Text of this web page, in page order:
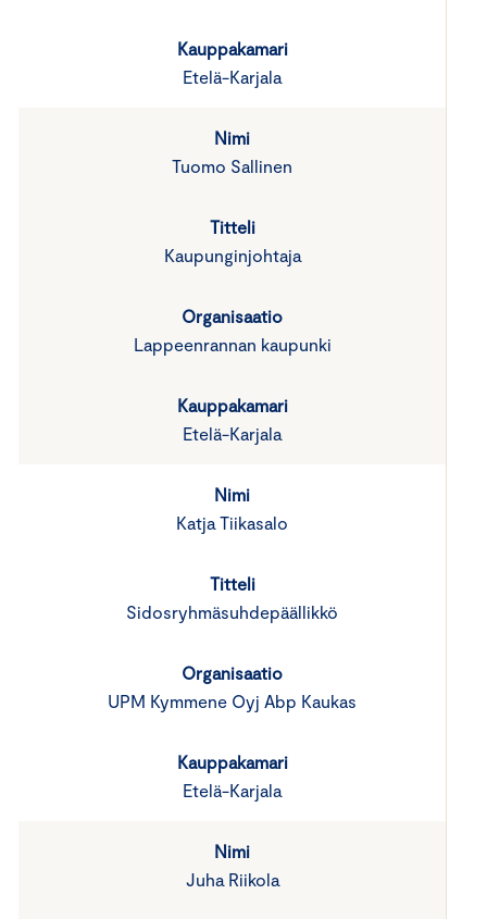
Etelä-Karjala
Tuomo Sallinen
Kaupunginjohtaja
Lappeenrannan kaupunki
Etelä-Karjala
Katja Tiikasalo
Sidosryhmäsuhdepäällikkö
UPM Kymmene Oyj Abp Kaukas
Etelä-Karjala
Juha Riikola